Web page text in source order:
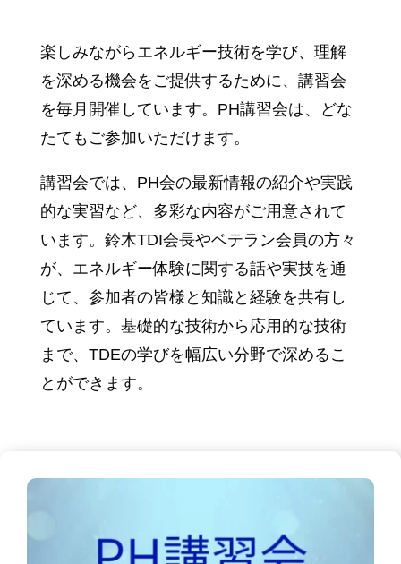
楽しみながらエネルギー技術を学び、理解
を深める機会をご提供するために、講習会
を毎月開催しています。PH講習会は、どな
たてもご参加いただけます。
講習会では、PH会の最新情報の紹介や実践
的な実習など、多彩な内容がご用意されて
います。鈴木TDI会長やベテラン会員の方々
が、エネルギー体験に関する話や実技を通
じて、参加者の皆様と知識と経験を共有し
ています。基礎的な技術から応用的な技術
まで、TDEの学びを幅広い分野で深めるこ
とができます。